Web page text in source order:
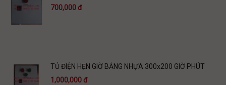
700,000 đ
TỦ ĐIỆN HẸN GIỜ BẰNG NHỰA 300x200 GIỜ PHÚT
1,000,000 đ